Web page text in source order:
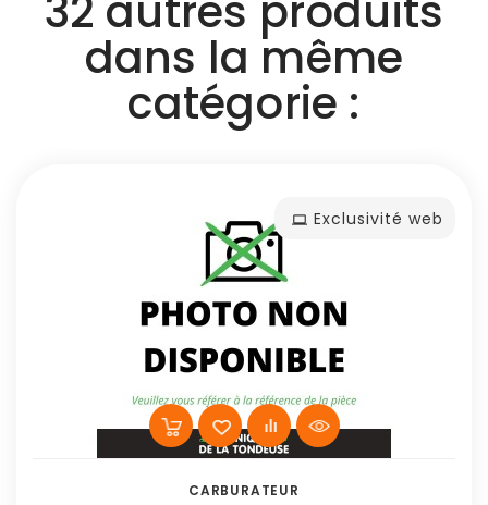
dans la même
catégorie :
Exclusivité web
CARBURATEUR